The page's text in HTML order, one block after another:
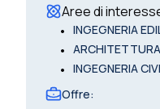
Aree di
• INGEGNERIA
• ARCHITETTURA
• INGEGNERIA
Offre: